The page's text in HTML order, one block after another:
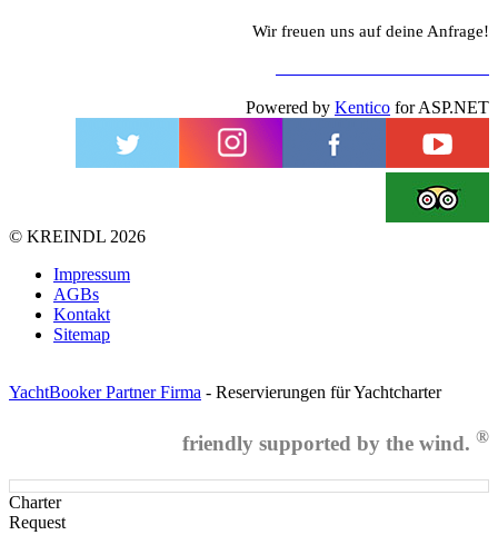
Wir freuen uns auf deine Anfrage!
Powered by Kentico for ASP.NET
© KREINDL 2026
Impressum
AGBs
Kontakt
Sitemap
YachtBooker Partner Firma - Reservierungen für Yachtcharter
friendly supported by the wind. ®
Charter
Request